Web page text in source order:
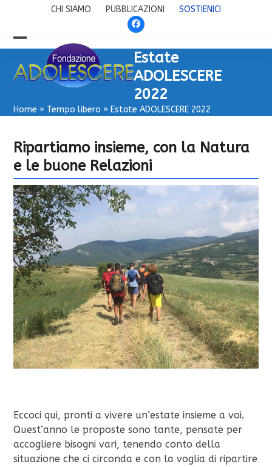
content
CHI SIAMO PUBBLICAZIONI
SOSTIENICI
Facebook
Open
mobile
Close
mobile
Estate
ADOLESCERE
2022
Home » Tempo libero » Estate ADOLESCERE 2022
Ripartiamo insieme, con la Natura
e le buone Relazioni
Eccoci qui, pronti a vivere un’estate insieme a voi.
Quest’anno le proposte sono tante, pensate per
accogliere bisogni vari, tenendo conto della
situazione che ci circonda e con la voglia di ripartire